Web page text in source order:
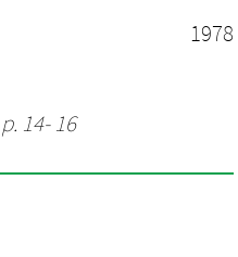
1978
14- 16